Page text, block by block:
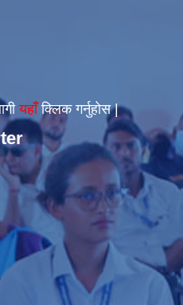
यहाँँक्लिक गर्नुहोस |